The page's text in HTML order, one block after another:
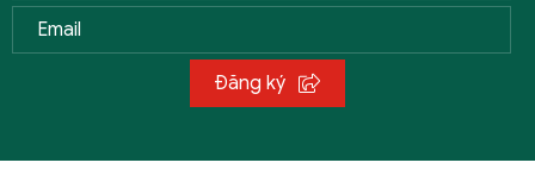
Đăng ký